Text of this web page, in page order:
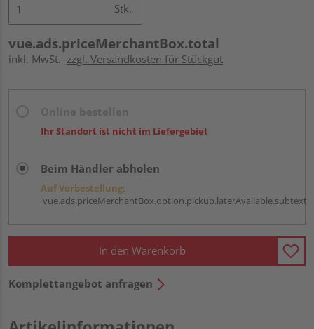
Stk.
vue.ads.priceMerchantBox.total
inkl. MwSt. zzgl. Versandkosten für Stückgut
Ihr Standort ist nicht im Liefergebiet
Beim Händler abholen
Auf Vorbestellung:
vue.ads.priceMerchantBox.option.pickup.laterAvailable.subtext
In den Warenkorb
Komplettangebot anfragen